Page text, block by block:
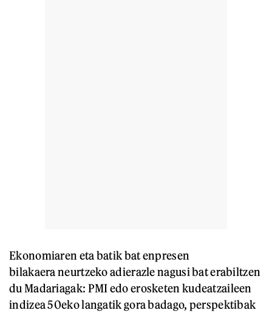
Ekonomiaren eta batik bat enpresen
bilakaera neurtzeko adierazle nagusi bat erabiltzen
du Madariagak: PMI edo erosketen kudeatzaileen
indizea 50eko langatik gora badago, perspektibak